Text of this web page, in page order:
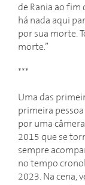
de Rania ao fim
há nada aqui
por sua morte.
morte.”
***
Uma das
primeira
por uma
2015 que se
sempre
no tempo
2023. Na cena,